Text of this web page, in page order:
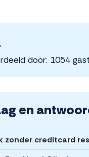
door: 1054
en
zonder creditcard